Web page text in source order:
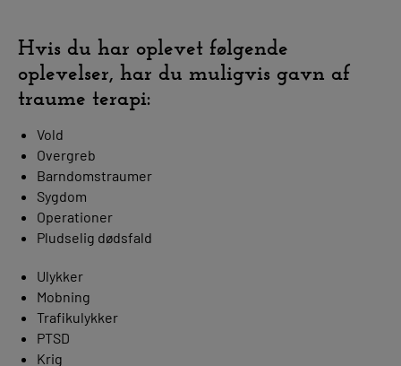
Hvis du har oplevet følgende
oplevelser, har du muligvis gavn af
traume terapi:
Vold
Overgreb
Barndomstraumer
Sygdom
Operationer
Pludselig dødsfald
Ulykker
Mobning
Trafikulykker
PTSD
Krig